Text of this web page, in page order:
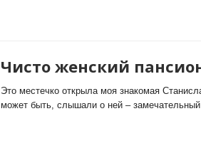
Чисто женский
Это местечко открыла моя знакомая
может быть, слышали о ней –